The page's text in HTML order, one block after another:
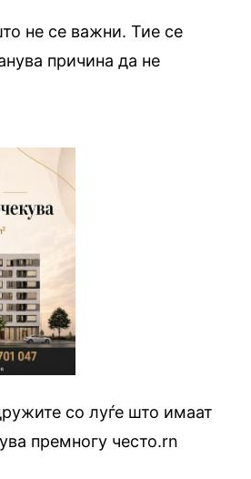
не се важни. Тие се
причина да не
со луѓе што имаат
премногу често.rn